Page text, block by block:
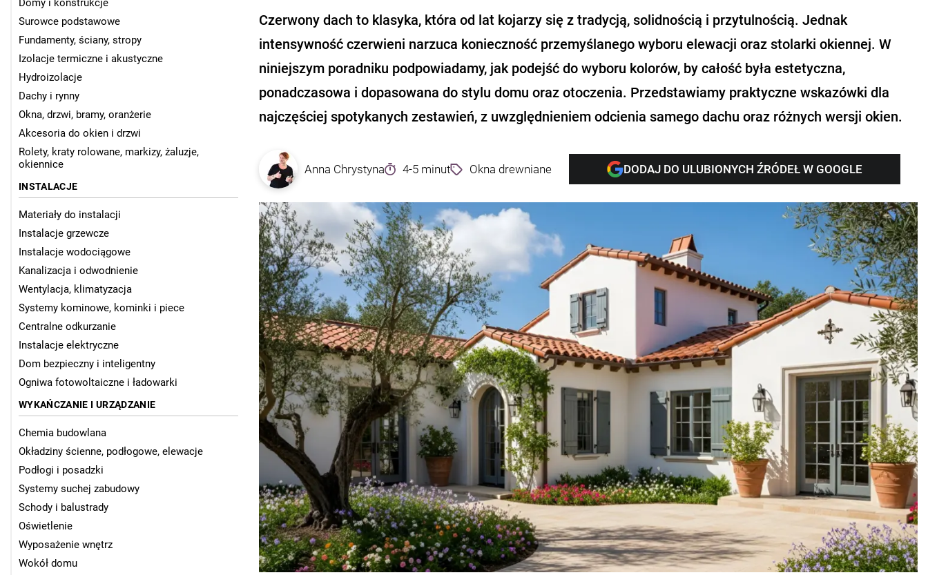
Domy i konstrukcje
Surowce podstawowe
Fundamenty, ściany, stropy
Izolacje termiczne i akustyczne
Hydroizolacje
Dachy i rynny
Okna, drzwi, bramy, oranżerie
Akcesoria do okien i drzwi
Rolety, kraty rolowane, markizy, żaluzje,
okiennice
INSTALACJE
Materiały do instalacji
Instalacje grzewcze
Instalacje wodociągowe
Kanalizacja i odwodnienie
Wentylacja, klimatyzacja
Systemy kominowe, kominki i piece
Centralne odkurzanie
Instalacje elektryczne
Dom bezpieczny i inteligentny
Ogniwa fotowoltaiczne i ładowarki
WYKAŃCZANIE I URZĄDZANIE
Chemia budowlana
Okładziny ścienne, podłogowe, elewacje
Podłogi i posadzki
Systemy suchej zabudowy
Schody i balustrady
Oświetlenie
Wyposażenie wnętrz
Wokół domu
Czerwony dach to klasyka, która od lat kojarzy się z tradycją, solidnością i przytulnością. Jednak
intensywność czerwieni narzuca konieczność przemyślanego wyboru elewacji oraz stolarki okiennej. W
niniejszym poradniku podpowiadamy, jak podejść do wyboru kolorów, by całość była estetyczna,
ponadczasowa i dopasowana do stylu domu oraz otoczenia. Przedstawiamy praktyczne wskazówki dla
najczęściej spotykanych zestawień, z uwzględnieniem odcienia samego dachu oraz różnych wersji okien.
Anna Chrystyna 4-5 minut Okna drewniane DODAJ DO ULUBIONYCH ŹRÓDEŁ W GOOGLE